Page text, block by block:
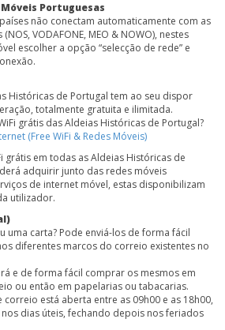
Móveis Portuguesas
não conectam automaticamente com as
VODAFONE, MEO & NOWO), nestes
escolher a opção “selecção de rede” e
Históricas de Portugal tem ao seu dispor
totalmente gratuita e ilimitada.
grátis das Aldeias Históricas de Portugal?
(Free WiFi & Redes Móveis)
grátis em todas as Aldeias Históricas de
adquirir junto das redes móveis
de internet móvel, estas disponibilizam
utilizador.
uma carta? Pode enviá-los de forma fácil
diferentes marcos do correio existentes no
e de forma fácil comprar os mesmos em
ou então em papelarias ou tabacarias.
está aberta entre as 09h00 e as 18h00,
dias úteis, fechando depois nos feriados